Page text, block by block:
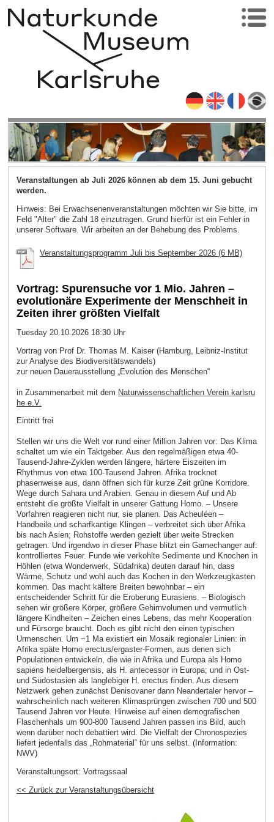
Veranstaltungen ab Juli 2026 können ab dem 15. Juni gebucht
werden.
Hinweis: Bei Erwachsenenveranstaltungen möchten wir Sie bitte, im
Feld "Alter" die Zahl 18 einzutragen. Grund hierfür ist ein Fehler in
unserer Software. Wir arbeiten an der Behebung des Problems.
Veranstaltungsprogramm Juli bis September 2026 (6 MB)
Vortrag: Spurensuche vor 1 Mio. Jahren –
evolutionäre Experimente der Menschheit in
Zeiten ihrer größten Vielfalt
Tuesday 20.10.2026 18:30 Uhr
Vortrag von Prof Dr. Thomas M. Kaiser (Hamburg, Leibniz-Institut
zur Analyse des Biodiversitätswandels)
zur neuen Dauerausstellung „Evolution des Menschen“
in Zusammenarbeit mit dem Naturwissenschaftlichen Verein karlsru
he e.V.
Eintritt frei
Stellen wir uns die Welt vor rund einer Million Jahren vor: Das Klima
schaltet um wie ein Taktgeber. Aus den regelmäßigen etwa 40-
Tausend-Jahre-Zyklen werden längere, härtere Eiszeiten im
Rhythmus von etwa 100-Tausend Jahren. Afrika trocknet
phasenweise aus, dann öffnen sich für kurze Zeit grüne Korridore.
Wege durch Sahara und Arabien. Genau in diesem Auf und Ab
entsteht die größte Vielfalt in unserer Gattung Homo. – Unsere
Vorfahren reagieren nicht nur, sie planen. Das Acheuléen –
Handbeile und scharfkantige Klingen – verbreitet sich über Afrika
bis nach Asien; Rohstoffe werden gezielt über weite Strecken
getragen. Und irgendwo in dieser Phase blitzt ein Gamechanger auf:
kontrolliertes Feuer. Funde wie verkohlte Sedimente und Knochen in
Höhlen (etwa Wonderwerk, Südafrika) deuten darauf hin, dass
Wärme, Schutz und wohl auch das Kochen in den Werkzeugkasten
kommen. Das macht kältere Breiten bewohnbar – ein
entscheidender Schritt für die Eroberung Eurasiens. – Biologisch
sehen wir größere Körper, größere Gehirnvolumen und vermutlich
längere Kindheiten – Zeichen eines Lebens, das mehr Kooperation
und Fürsorge braucht. Doch es gibt nicht den einen typischen
Urmenschen. Um ~1 Ma existiert ein Mosaik regionaler Linien: in
Afrika späte Homo erectus/ergaster-Formen, aus denen sich
Populationen entwickeln, die wie in Afrika und Europa als Homo
sapiens heidelbergensis, als H. antecessor in Europa; und in Ost-
und Südostasien als langlebiger H. erectus finden. Aus diesem
Netzwerk gehen zunächst Denisovaner dann Neandertaler hervor –
wahrscheinlich nach weiteren Klimasprüngen zwischen 700 und 500
Tausend Jahren vor Heute. Hinweise auf einen demografischen
Flaschenhals um 900-800 Tausend Jahren passen ins Bild, auch
wenn darüber noch debattiert wird. Die Vielfalt der Chronospezies
liefert jedenfalls das „Rohmaterial“ für uns selbst. (Information:
NWV)
Veranstaltungsort: Vortragssaal
<< Zurück zur Veranstaltungsübersicht